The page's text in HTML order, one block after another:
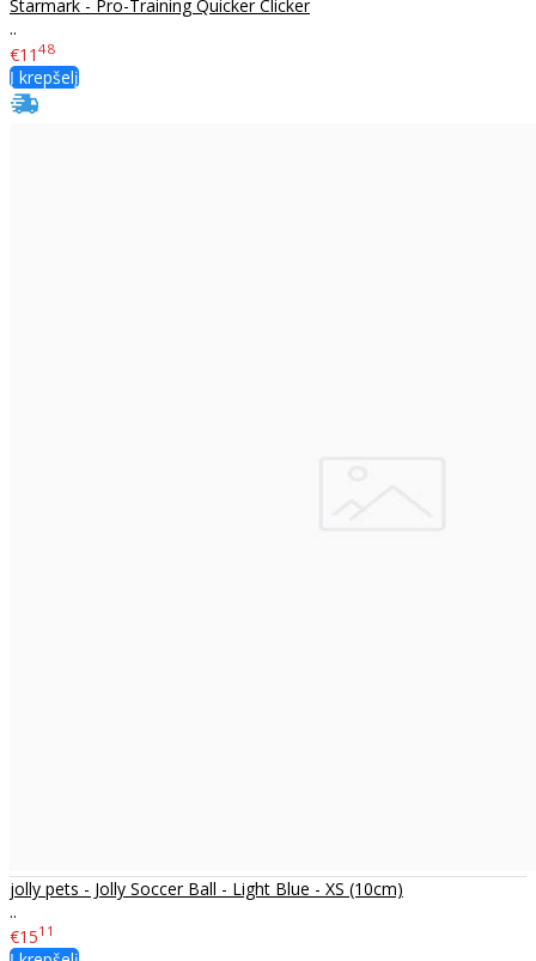
Starmark - Pro-Training Quicker Clicker
..
€11 48
Į krepšelį
jolly pets - Jolly Soccer Ball - Light Blue - XS (10cm)
..
€1511